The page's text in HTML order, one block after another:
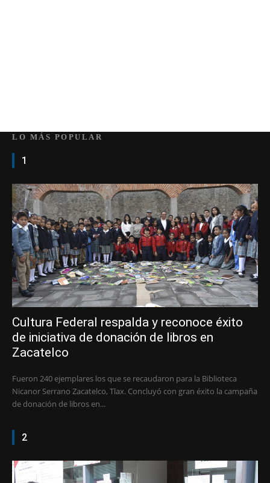
LO MÁS POPULAR
1
Cultura Federal respalda y reconoce éxito
de iniciativa de donación de libros en
Zacatelco
Fueron 240 ejemplares los que se recaudaron para la Biblioteca
Nicanor Serrano Zacatelco, Tlax. Concluyó con gran éxito la campaña
de donación de libros en...
2